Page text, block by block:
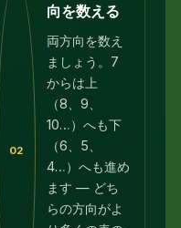
02
向を数える
両方向を数え
ましょう。7
からは上
（8、9、
10…）へも下
（6、5、
4…）へも進め
ます — どち
らの方向がよ